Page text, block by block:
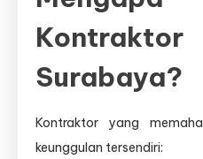
Surabaya?
Kontraktor yang
keunggulan tersendiri: